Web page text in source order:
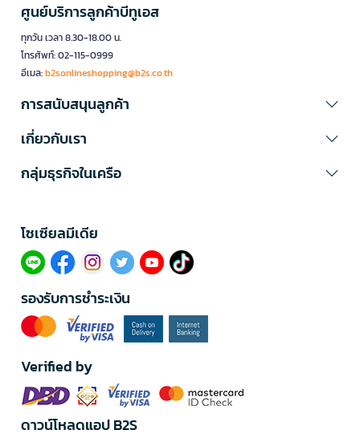
ศูนย์บริการลูกค้าบีทูเอส
ทุกวัน เวลา 8.30-18.00 น.
โทรศัพท์: 02-115-0999
อีเมล:b2sonlineshopping@b2s.co.th
การสนับสนุนลูกค้า
เกี่ยวกับเรา
กลุ่มธุรกิจในเครือ
โซเซียลมีเดีย​
รองรับการชำระเงิน
Verified by
ดาวน์โหลดแอป B2S